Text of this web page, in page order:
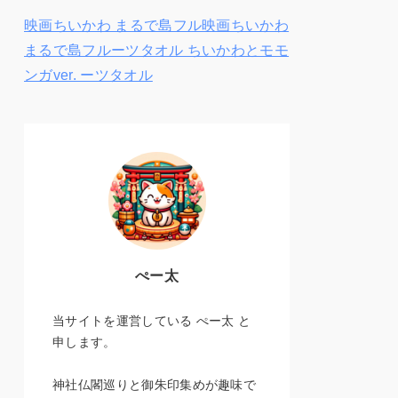
映画ちいかわ まるで島フル映画ちいかわ
まるで島フルーツタオル ちいかわとモモ
ンガver. ーツタオル
ぺー太
当サイトを運営している ぺー太 と
申します。
神社仏閣巡りと御朱印集めが趣味で